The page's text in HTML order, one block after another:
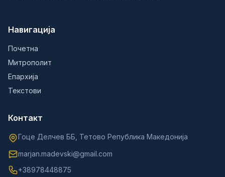
Навигација
Почетна
Митрополит
Епархија
Текстови
Контакт
Гоце Делчев ББ, Тетово Република Македонија
marjan.madevski@gmail.com
+38978448875